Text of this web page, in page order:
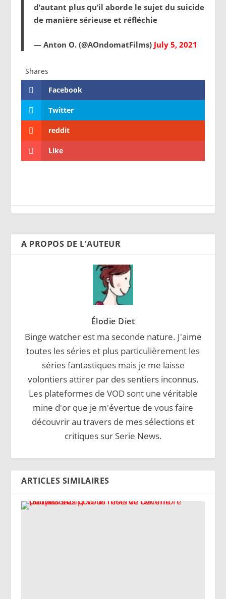
d’autant plus qu’il aborde le sujet du suicide
de manière sérieuse et réfléchie
— Anton O. (@AOndomatFilms) July 5, 2021
Shares
Facebook
Twitter
reddit
Like
A PROPOS DE L'AUTEUR
Élodie Diet
Binge watcher est ma seconde nature. J'aime
toutes les séries et plus particulièrement les
séries fantastiques mais je me laisse
volontiers attirer par des sentiers inconnus.
Les plateformes de VOD sont une véritable
mine d'or que je m'évertue de vous faire
découvrir au travers de mes sélections et
critiques sur Serie News.
ARTICLES SIMILAIRES